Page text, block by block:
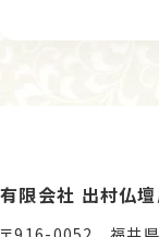
有限会社 出村仏